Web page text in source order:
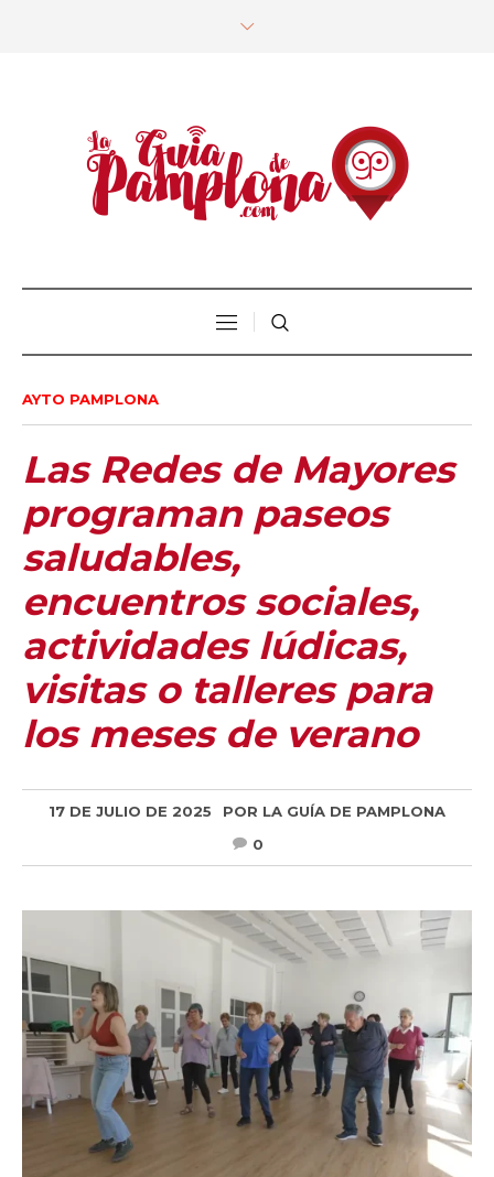
AYTO PAMPLONA
Las Redes de Mayores
programan paseos
saludables,
encuentros sociales,
actividades lúdicas,
visitas o talleres para
los meses de verano
17 DE JULIO DE 2025 POR LA GUÍA DE PAMPLONA
0